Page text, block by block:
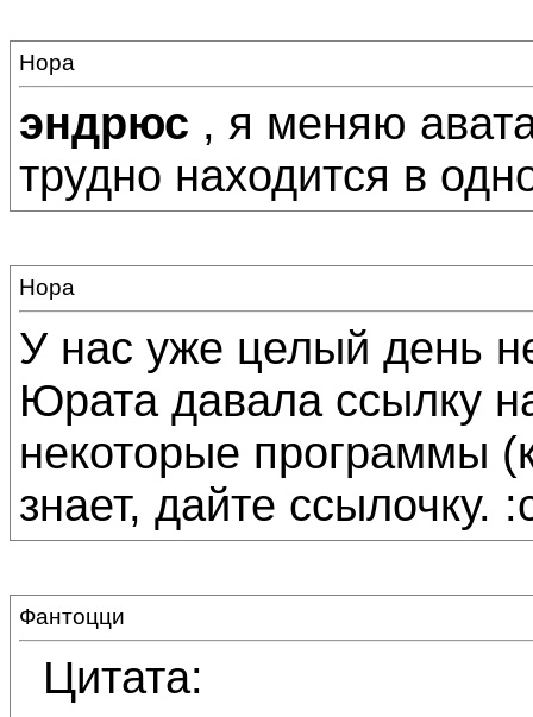
Нора
эндрюс , я меняю
трудно находится в
Нора
У нас уже целый день
Юрата давала ссылку
некоторые программы
знает, дайте ссылочку.
Фантоцци
Цитата: